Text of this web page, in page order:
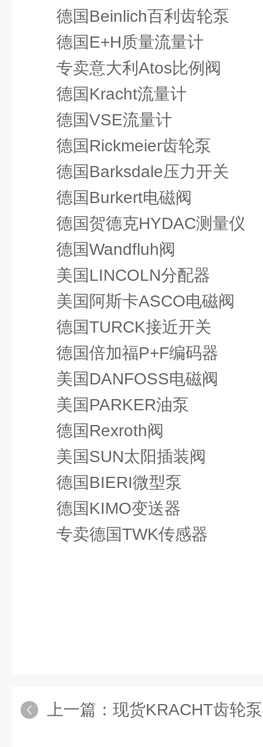
德国Beinlich百利齿轮泵
德国E+H质量流量计
专卖意大利Atos比例阀
德国Kracht流量计
德国VSE流量计
德国Rickmeier齿轮泵
德国Barksdale压力开关
德国Burkert电磁阀
德国贺德克HYDAC测量仪
德国Wandfluh阀
美国LINCOLN分配器
美国阿斯卡ASCO电磁阀
德国TURCK接近开关
德国倍加福P+F编码器
美国DANFOSS电磁阀
美国PARKER油泵
德国Rexroth阀
美国SUN太阳插装阀
德国BIERI微型泵
德国KIMO变送器
专卖德国TWK传感器
上一篇： 现货KRACHT齿轮泵